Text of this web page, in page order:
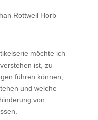
möchte ich
ist, zu
führen können,
und welche
von